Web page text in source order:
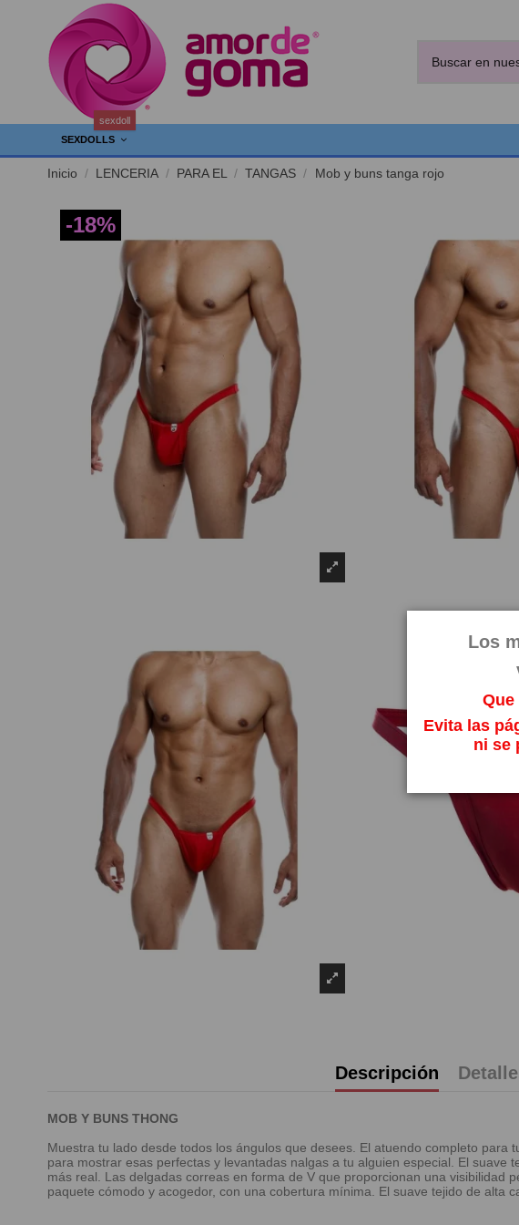
SEXDOLLS
sexdoll
Inicio LENCERIA PARA EL TANGAS Mob y buns tanga rojo
-18%
Descripción
MOB Y BUNS THONG
Muestra tu lado desde todos los ángulos que desees. El atuendo completo
para mostrar esas perfectas y levantadas nalgas a tu alguien especial. El
más real. Las delgadas correas en forma de V que proporcionan una visibilidad
paquete cómodo y acogedor, con una cobertura mínima. El suave tejido de alta
Los
Evita las
ni se